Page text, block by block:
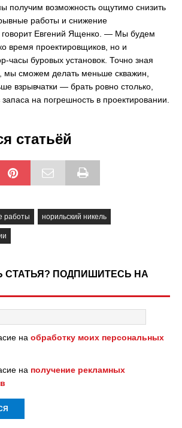
получим возможность ощутимо снизить
работы и снижение
Евгений Ященко. — Мы будем
время проектировщиков, но и
часы буровых установок. Точно зная
мы сможем делать меньше скважин,
взрывчатки — брать ровно столько,
на погрешность в проектировании.
статьёй
работы норильский никель
СТАТЬЯ? ПОДПИШИТЕСЬ НА
на обработку моих персональных
на получение рекламных